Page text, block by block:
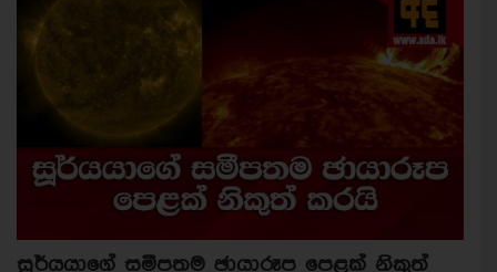
සූර්යයාගේ සමීපතම ඡායාරූප පෙළක් නිකුත්